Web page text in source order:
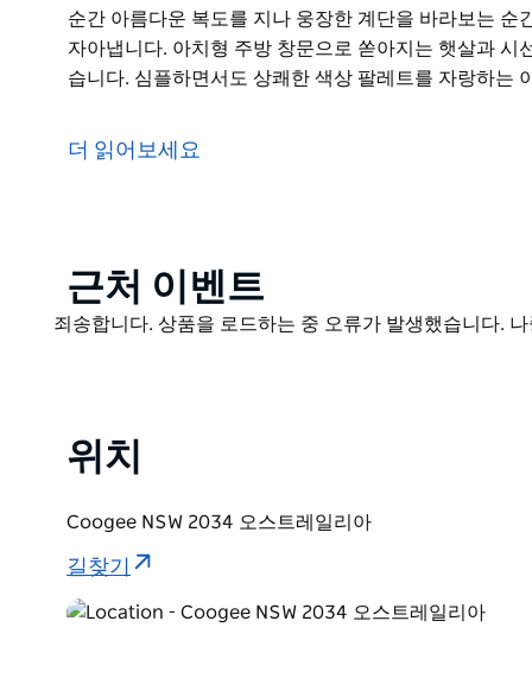
순간 아름다운 복도를 지나 웅장한 계단을 바라보는
자아냅니다. 아치형 주방 창문으로 쏟아지는 햇살과
습니다. 심플하면서도 상쾌한 색상 팔레트를 자랑하는
습니다.
해안 산책로와 해수욕장으로 바로 연결되는 곳에 위치
집에 발을 들여놓는 순간 아름다운 복도를 지나 웅장
감 넘치는 분위기를 자아냅니다. 아치형 주방 창문으로
더 읽어보세요
Product
List
근처 이벤트
Product
죄송합니다. 상품을 로드하는 중 오류가 발생했습니다.
위치
Coogee NSW 2034 오스트레일리아
길찾기